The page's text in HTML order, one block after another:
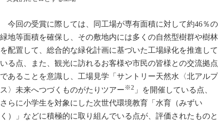
今回の受賞に際しては、同工場が専有面積に対して約46％の
緑地等面積を確保し、その敷地内には多くの自然型樹群や樹林
を配置して、総合的な緑化計画に基づいた工場緑化を推進して
いる点、また、観光に訪れるお客様や市民の皆様との交流拠点
であることを意識し、工場見学「サントリー天然水〈北アルプ
ス〉未来へつづくものがたりツアー ※2 」を開催している点、
さらに小学生を対象にした次世代環境教育「水育（みずい
く）」などに積極的に取り組んでいる点が、評価されたものと